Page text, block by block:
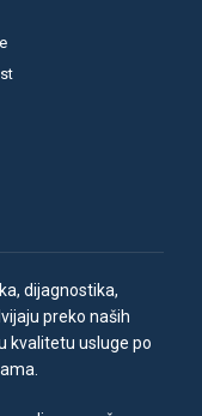
dijagnostika,
preko naših
kvalitetu usluge po